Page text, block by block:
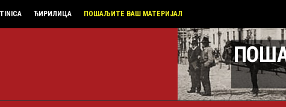
ЋИРИЛИЦА ПОШАЉИТЕ ВАШ МАТЕРИЈАЛ